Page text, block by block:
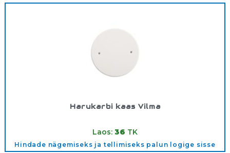
Harukarbi kaas Vilma
Laos: 36 TK
Hindade nägemiseks ja tellimiseks palun logige sisse